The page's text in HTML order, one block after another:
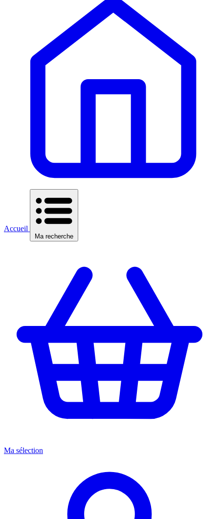
Accueil
Ma recherche
Ma sélection